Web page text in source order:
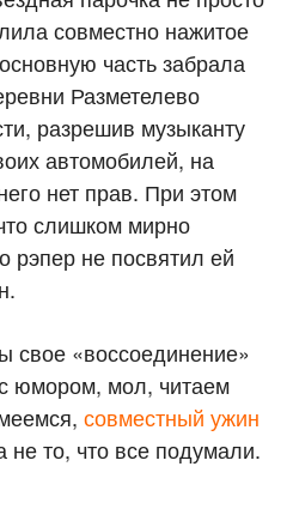
совместно нажитое
часть забрала
Разметелево
разрешив музыканту
автомобилей, на
нет прав. При этом
слишком мирно
рэпер не посвятил ей
свое «воссоединение»
юмором, мол, читаем
совместный ужин
то, что все подумали.